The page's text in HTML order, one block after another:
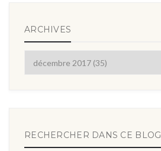
ARCHIVES
RECHERCHER DANS CE BLOG